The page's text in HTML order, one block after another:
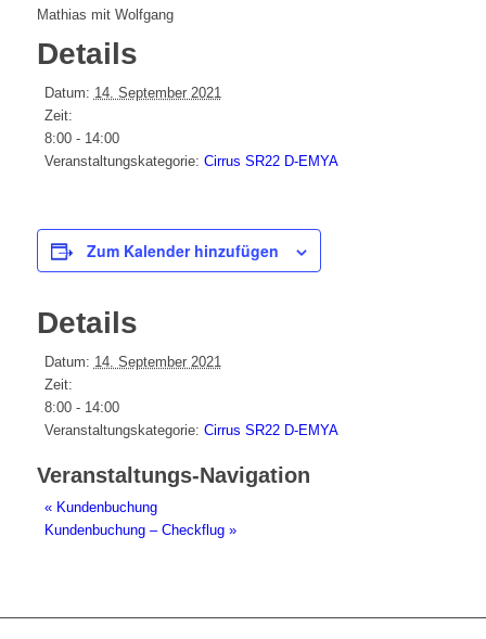
Mathias mit Wolfgang
Details
Datum: 14. September 2021
Zeit:
8:00 - 14:00
Veranstaltungskategorie: Cirrus SR22 D-EMYA
Zum Kalender hinzufügen
Details
Datum: 14. September 2021
Zeit:
8:00 - 14:00
Veranstaltungskategorie: Cirrus SR22 D-EMYA
Veranstaltungs-Navigation
«Kundenbuchung
Kundenbuchung – Checkflug »